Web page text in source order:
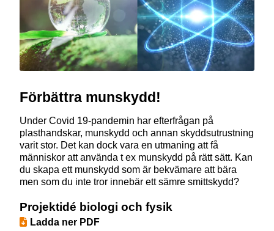
Förbättra munskydd!
Under Covid 19-pandemin har efterfrågan på
plasthandskar, munskydd och annan skyddsutrustning
varit stor. Det kan dock vara en utmaning att få
människor att använda t ex munskydd på rätt sätt. Kan
du skapa ett munskydd som är bekvämare att bära
men som du inte tror innebär ett sämre smittskydd?
Projektidé biologi och fysik
Ladda ner PDF